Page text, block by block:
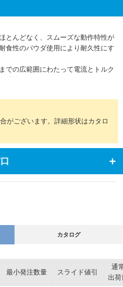
とんどなく、スムーズな動作特性が
食性のパウダ使用により耐久性にす
での広範囲にわたって電流とトルク
特性にすぐれています
の差がなく速度に無関係な定トルク
クスリップがなく安定したスリップ
路設計のため、パウダの分離・収束
すぐれた性能を発揮します
8Nmタイプは磁気回路最適化により
実現しました
自然冷却形OPC-Nシリーズと同サイ
大幅な向上（自然冷却形Nシリーズ
スリップ工率）を実現しました
答性がよく、フィードバック制御に
がございます。詳細形状はカタロ
カタログ
最小発注数量 スライド値引
通
出